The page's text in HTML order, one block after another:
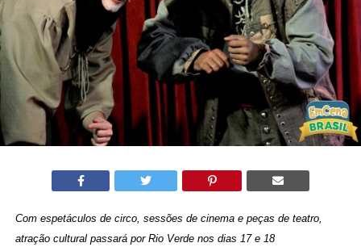
Com espetáculos de circo, sessões de cinema e peças de teatro,
atração cultural passará por Rio Verde nos dias 17 e 18